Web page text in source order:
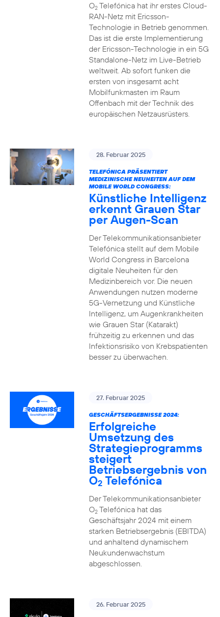
O2Telefónica hat ihr erstes Cloud-
RAN-Netz mit Ericsson-
Technologie in Betrieb genommen.
Das ist die erste Implementierung
der Ericsson-Technologie in ein 5G
Standalone-Netz im Live-Betrieb
weltweit. Ab sofort funken die
ersten von insgesamt acht
Mobilfunkmasten im Raum
Offenbach mit der Technik des
europäischen Netzausrüsters.
28. Februar 2025
TELEFÓNICA PRÄSENTIERT
MEDIZINISCHE NEUHEITEN AUF DEM
MOBILE WORLD CONGRESS:
Künstliche Intelligenz
erkennt Grauen Star
per Augen-Scan
Der Telekommunikationsanbieter
Telefónica stellt auf dem Mobile
World Congress in Barcelona
digitale Neuheiten für den
Medizinbereich vor. Die neuen
Anwendungen nutzen moderne
5G-Vernetzung und Künstliche
Intelligenz, um Augenkrankheiten
wie Grauen Star (Katarakt)
frühzeitig zu erkennen und das
Infektionsrisiko von Krebspatienten
besser zu überwachen.
27. Februar 2025
GESCHÄFTSERGEBNISSE 2024:
Erfolgreiche
Umsetzung des
Strategieprogramms
steigert
Betriebsergebnis von
O2 Telefónica
Der Telekommunikationsanbieter
O2Telefónica hat das
Geschäftsjahr 2024 mit einem
starken Betriebsergebnis (EBITDA)
und anhaltend dynamischem
Neukundenwachstum
abgeschlossen.
26. Februar 2025